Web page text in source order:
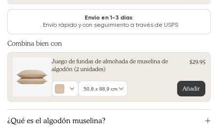
Envío en 1-3 días:
. Envío rápido y con seguimiento a través de USPS
Combina bien con
Juego de fundas de almohada de muselina de
algodón (2 unidades)
$29.95
Color
Tamaño
(pulgadas)
Añadir
¿Qué es el algodón muselina?